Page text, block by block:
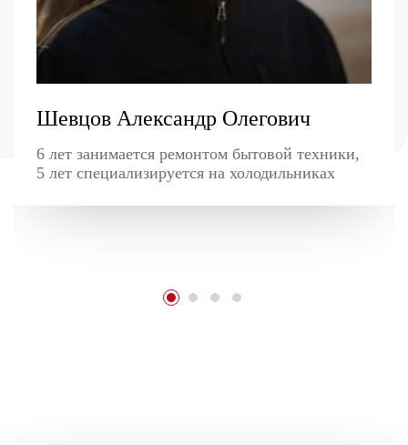
Шевцов Александр Олегович
6 лет занимается ремонтом бытовой техники,
5 лет специализируется на холодильниках